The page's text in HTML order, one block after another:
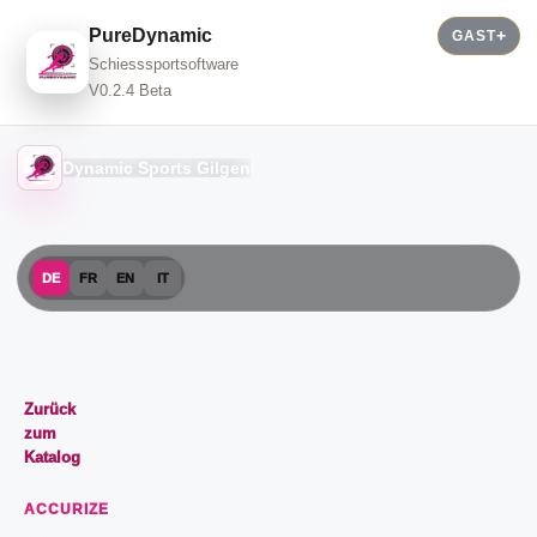
PureDynamic
Schiesssportsoftware
V0.2.4 Beta
GAST
Dynamic Sports Gilgen
DE FR EN IT
Zurück
zum
Katalog
ACCURIZE